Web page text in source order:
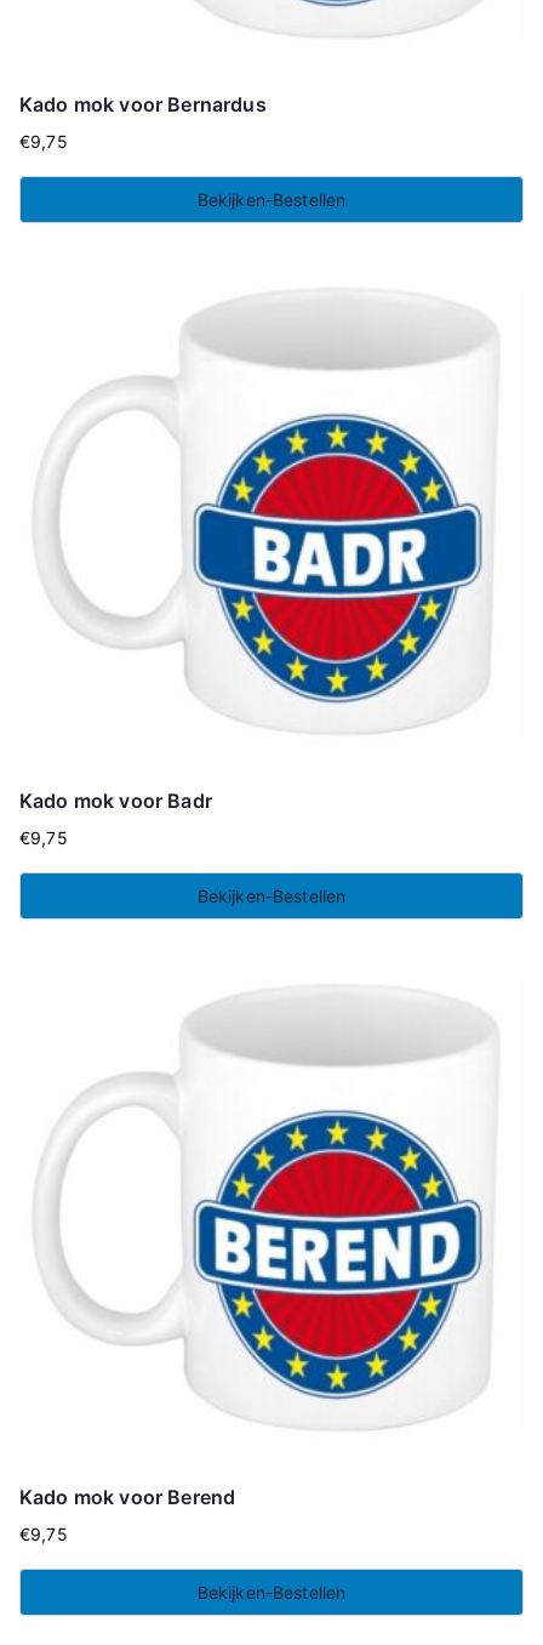
Kado mok voor Bernardus
€9,75
Bekijken-Bestellen
Kado mok voor Badr
€9,75
Bekijken-Bestellen
Kado mok voor Berend
€9,75
Bekijken-Bestellen